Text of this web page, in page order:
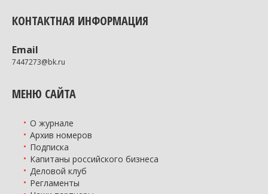
КОНТАКТНАЯ ИНФОРМАЦИЯ
Email
7447273@bk.ru
МЕНЮ САЙТА
О журнале
Архив номеров
Подписка
Капитаны российского бизнеса
Деловой клуб
Регламенты